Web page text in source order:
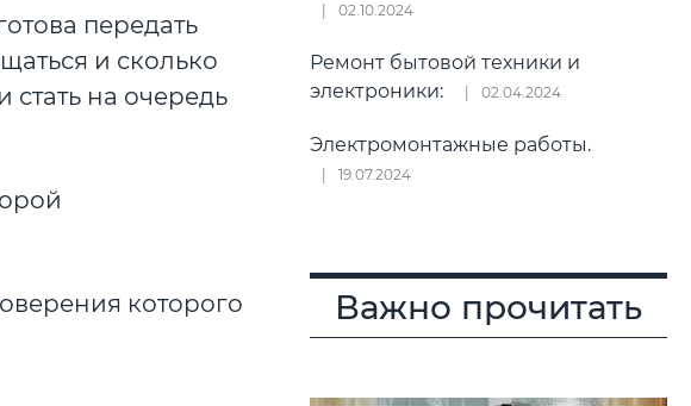
передать
и сколько
стать на очередь
которого
02.10.2024
Ремонт бытовой техники и
электроники:
02.04.2024
Электромонтажные работы.
19.07.2024
Важно прочитать